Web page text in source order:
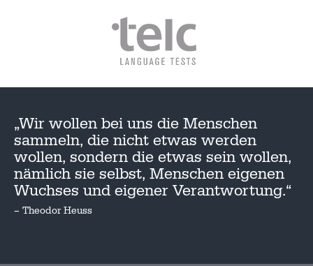
„Wir wollen bei uns die Menschen
sammeln, die nicht etwas werden
wollen, sondern die etwas sein wollen,
nämlich sie selbst, Menschen eigenen
Wuchses und eigener Verantwortung.“
– Theodor Heuss